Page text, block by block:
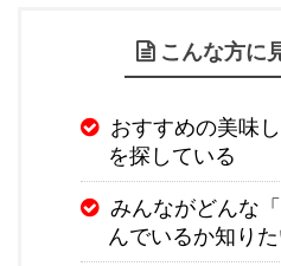
こんな方に
おすすめの美味
を探している
みんながどんな
んでいるか知り